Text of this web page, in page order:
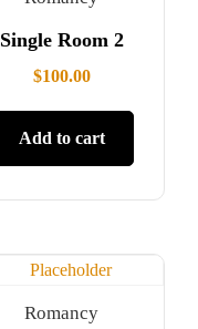
Single Room 2
$100.00
Add to cart
Romancy